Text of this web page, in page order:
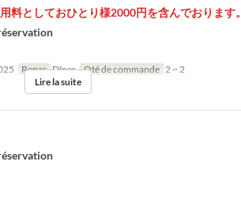
料としておひとり様2000円を含んでおります。
Repas Dîner Qté de commande 2 ~ 2
Lire la suite